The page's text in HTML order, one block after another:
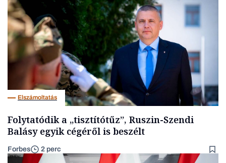
Elszámoltatás
Folytatódik a „tisztítótűz”, Ruszin-Szendi
Balásy egyik cégéről is beszélt
Forbes 2 perc